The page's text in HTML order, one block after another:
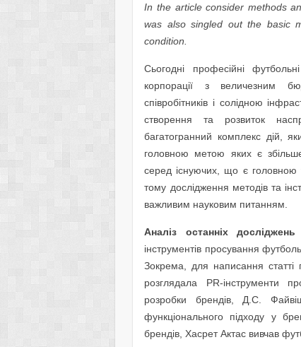
In the article consider methods
was also singled out the basic
condition.
Сьогодні професійні
корпорації з величезним
співробітників і солідною
створення та розвиток
багатогранний комплекс дій,
головною метою яких є
серед існуючих, що є головною
тому дослідження методів та
важливим науковим питанням.
Аналіз останніх досліджень
інструментів просування
Зокрема, для написання статті
розглядала PR-інструменти
розробки брендів, Д.С.
функціонального підходу у
брендів, Хасрет Актас вивчав